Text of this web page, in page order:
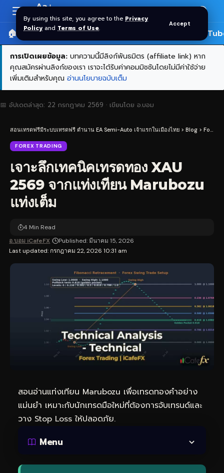
By using this site, you agree to the Privacy
Policy and Terms of Use.
Accept
Resizer
Aa
🏠 หน้าแรก ราคาทอง SPDR 🎬
การเปิดเผยข้อมูล: บทความนี้มีลิงก์พันธมิตร (affiliate link) หาก
คุณสมัครผ่านลิงก์ของเรา เราจะได้รับค่าคอมมิชชันโดยไม่มีค่าใช้จ่าย
เพิ่มเติมสำหรับคุณ อ่านนโยบายฉบับเต็ม
📅 อัปเดตล่าสุด: 22 กรกฎาคม 2569 · เขียนโดย อ.บอม
สอนเทรดฟรีมีระบบเทรดฟรี ตำนาน EA Semi-Auto เจ้าแรกในเมืองไทย > Blog > Forex Trading
FOREX TRADING
เจาะลึกเทคนิคเทรดทอง XAU
2569 จากแท่งเทียน Marubozu
แท่งเต็ม
Last updated: กรกฎาคม 22, 2026 10:31 am
อ.บอม iCafeFX Published: มีนาคม 15, 2026
4 Min Read
สอนอ่านแท่งเทียน Marubozu เพื่อเทรดทองคำอย่าง
แม่นยำ เหมาะกับนักเทรดมือใหม่ที่ต้องการจับเทรนด์และ
วาง Stop Loss ให้ปลอดภัย.
Menu